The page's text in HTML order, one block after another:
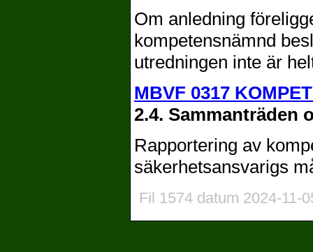
Om anledning
kompetensnämnd
utredningen inte är
MBVF 0317
2.4. Sammanträden
Rapportering av
säkerhetsansvarigs
Fil 1574 datum 2024-11-